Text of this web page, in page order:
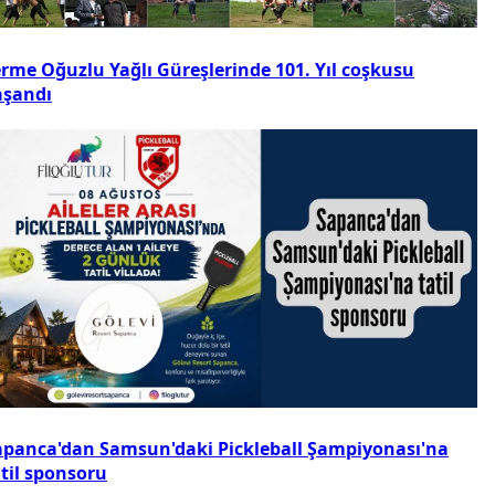
Oğuzlu Yağlı Güreşlerinde 101. Yıl coşkusu
Samsun'daki Pickleball Şampiyonası'na
sponsoru